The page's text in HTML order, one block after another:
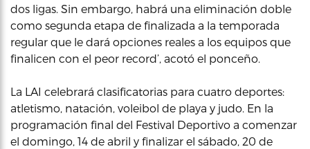
dos ligas. Sin embargo, habrá una eliminación doble
como segunda etapa de finalizada a la temporada
regular que le dará opciones reales a los equipos que
finalicen con el peor record’, acotó el ponceño.
La LAI celebrará clasificatorias para cuatro deportes:
atletismo, natación, voleibol de playa y judo. En la
programación final del Festival Deportivo a comenzar
el domingo, 14 de abril y finalizar el sábado, 20 de